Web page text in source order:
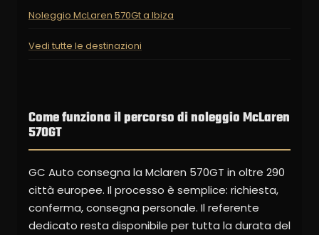
Noleggio McLaren 570Gt a Ibiza
Vedi tutte le destinazioni
Come funziona il percorso di noleggio McLaren
570GT
GC Auto consegna la Mclaren 570GT in oltre 290
città europee. Il processo è semplice: richiesta,
conferma, consegna personale. Il referente
dedicato resta disponibile per tutta la durata del